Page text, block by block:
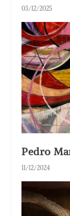
03/12/2025
Pedro
11/12/2024